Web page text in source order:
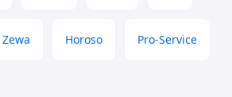
Zewa Horoso Pro-Service